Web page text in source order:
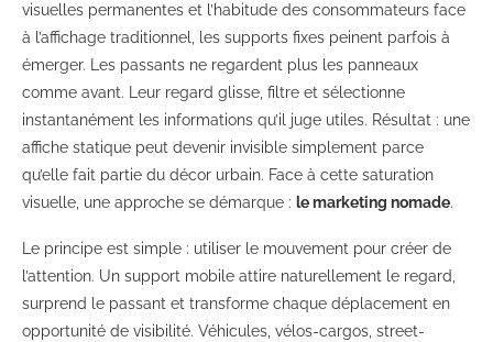
visuelles permanentes et l’habitude des consommateurs face
à l’affichage traditionnel, les supports fixes peinent parfois à
émerger. Les passants ne regardent plus les panneaux
comme avant. Leur regard glisse, filtre et sélectionne
instantanément les informations qu’il juge utiles. Résultat : une
affiche statique peut devenir invisible simplement parce
qu’elle fait partie du décor urbain. Face à cette saturation
visuelle, une approche se démarque : le marketing nomade.
Le principe est simple : utiliser le mouvement pour créer de
l’attention. Un support mobile attire naturellement le regard,
surprend le passant et transforme chaque déplacement en
opportunité de visibilité. Véhicules, vélos-cargos, street-